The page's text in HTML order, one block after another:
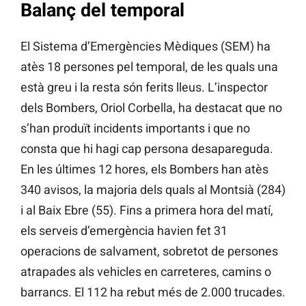
Balanç del temporal
El Sistema d’Emergències Mèdiques (SEM) ha
atès 18 persones pel temporal, de les quals una
està greu i la resta són ferits lleus. L’inspector
dels Bombers, Oriol Corbella, ha destacat que no
s’han produït incidents importants i que no
consta que hi hagi cap persona desapareguda.
En les últimes 12 hores, els Bombers han atès
340 avisos, la majoria dels quals al Montsià (284)
i al Baix Ebre (55). Fins a primera hora del matí,
els serveis d’emergència havien fet 31
operacions de salvament, sobretot de persones
atrapades als vehicles en carreteres, camins o
barrancs. El 112 ha rebut més de 2.000 trucades.